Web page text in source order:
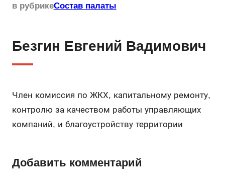
в рубрикеСостав палаты
Безгин Евгений Вадимович
Член комиссия по ЖКХ, капитальному ремонту,
контролю за качеством работы управляющих
компаний, и благоустройству территории
Добавить комментарий